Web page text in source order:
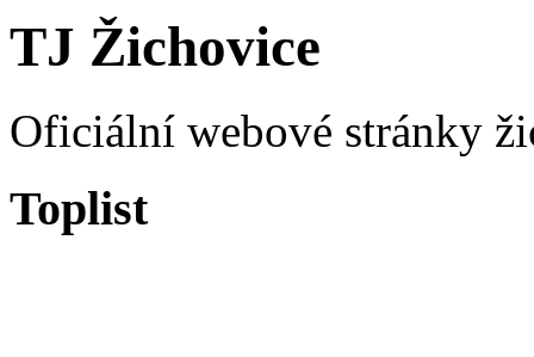
TJ Žichovice
Oficiální webové stránky
Toplist